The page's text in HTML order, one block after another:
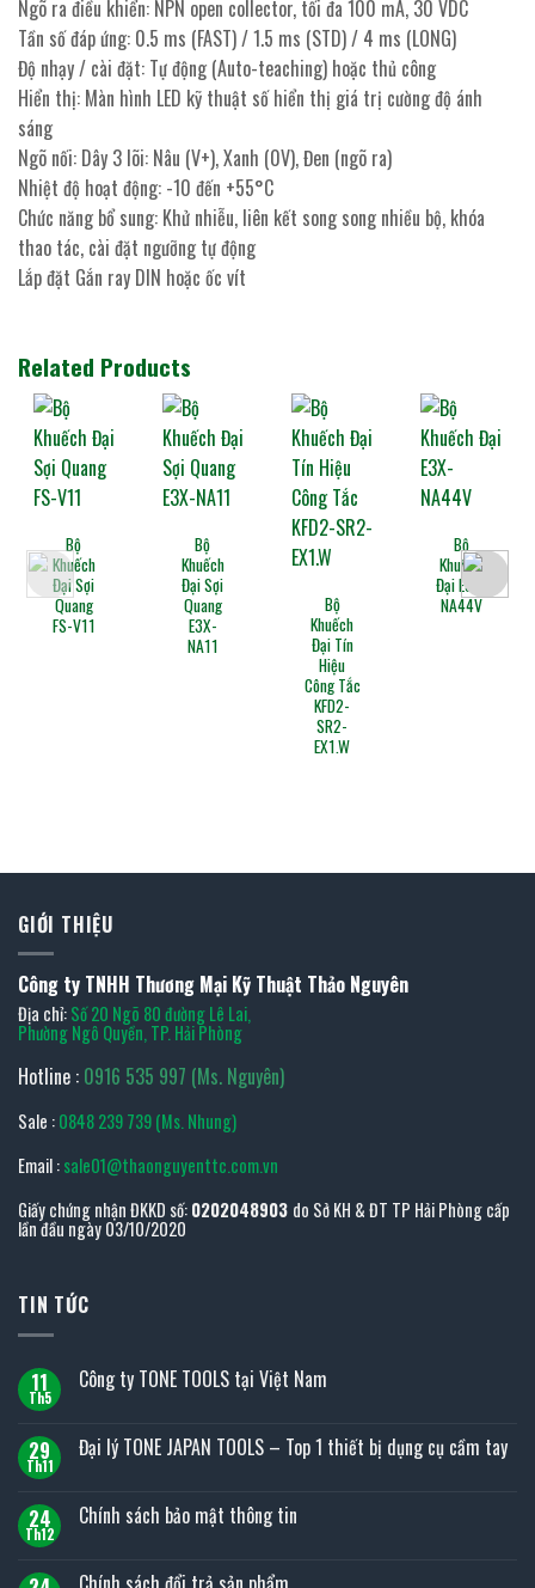
Ngõ ra điều khiển: NPN open collector, tối đa 100 mA, 30 VDC
Tần số đáp ứng: 0.5 ms (FAST) / 1.5 ms (STD) / 4 ms (LONG)
Độ nhạy / cài đặt: Tự động (Auto-teaching) hoặc thủ công
Hiển thị: Màn hình LED kỹ thuật số hiển thị giá trị cường độ ánh
sáng
Ngõ nối: Dây 3 lõi: Nâu (V+), Xanh (0V), Đen (ngõ ra)
Nhiệt độ hoạt động: -10 đến +55°C
Chức năng bổ sung: Khử nhiễu, liên kết song song nhiều bộ, khóa
thao tác, cài đặt ngưỡng tự động
Lắp đặt Gắn ray DIN hoặc ốc vít
Related Products
Bộ
Khuếch
Đại Sợi
Quang
E3X-
Bộ
Khuếch
Đại Tín
Bộ
Khuếch
NA44V
Bộ Khuếch Đại
KXFP6GB0A00
GIỚI THIỆU
Công ty TNHH Thương Mại Kỹ Thuật Thảo Nguyên
Địa chỉ:Số 20 Ngõ 80 đường Lê Lai,
Phường Ngô Quyền, TP. Hải Phòng
Hotline : 0916 535 997 (Ms. Nguyên)
Sale :0848 239 739 (Ms. Nhung)
Email :sale01@thaonguyenttc.com.vn
Giấy chứng nhận ĐKKD số:0202048903 do Sở KH & ĐT TP Hải Phòng cấp
lần đầu ngày 03/10/2020
TIN TỨC
11
Th5
Công ty TONE TOOLS tại Việt Nam
bình
luận
TONE
TOOLS
Nam
29
Th11
Đại lý TONE JAPAN TOOLS – Top 1 thiết bị dụng cụ cầm tay
bình
luận
TONE
24
Th12
Chính sách bảo mật thông tin
bình